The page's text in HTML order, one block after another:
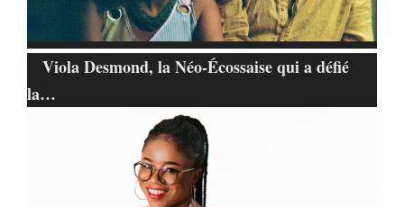
Viola Desmond, la Néo-Écossaise qui a défié
la…